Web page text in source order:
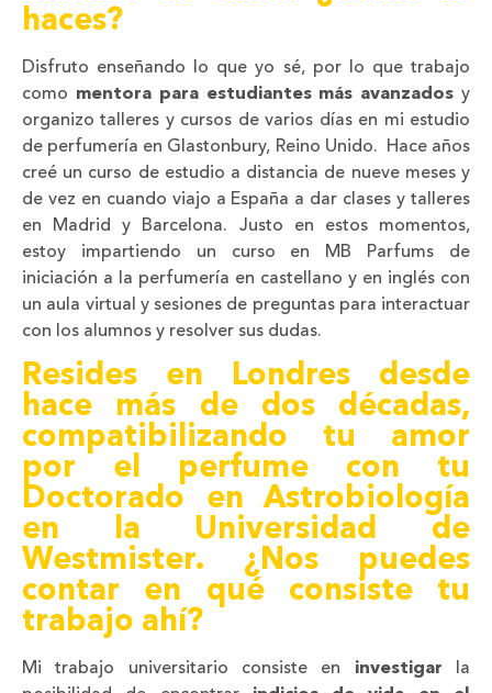
haces?
Disfruto enseñando lo que yo sé, por lo que trabajo
como mentora para estudiantes más avanzados y
organizo talleres y cursos de varios días en mi estudio
de perfumería en Glastonbury, Reino Unido. Hace años
creé un curso de estudio a distancia de nueve meses y
de vez en cuando viajo a España a dar clases y talleres
en Madrid y Barcelona. Justo en estos momentos,
estoy impartiendo un curso en MB Parfums de
iniciación a la perfumería en castellano y en inglés con
un aula virtual y sesiones de preguntas para interactuar
con los alumnos y resolver sus dudas.
Resides en Londres desde
hace más de dos décadas,
compatibilizando tu amor
por el perfume con tu
Doctorado en Astrobiología
en la Universidad de
Westmister. ¿Nos puedes
contar en qué consiste tu
trabajo ahí?
Mi trabajo universitario consiste en investigar
la